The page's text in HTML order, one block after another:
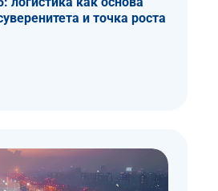
и точка роста